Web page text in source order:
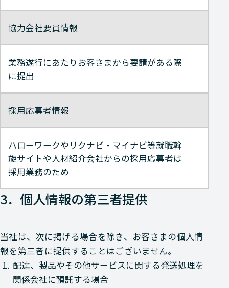
協力会社要員情報
業務遂行にあたりお客さまから要請がある際
に提出
採用応募者情報
ハローワークやリクナビ・マイナビ等就職斡
旋サイトや人材紹介会社からの採用応募者は
採用業務のため
3．個人情報の第三者提供
当社は、次に掲げる場合を除き、お客さまの個人情
報を第三者に提供することはございません。
1. 配達、製品やその他サービスに関する発送処理を
関係会社に預託する場合